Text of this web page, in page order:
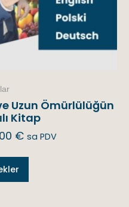
ve Uzun Ömürlülüğün
Kitap
€ sa PDV